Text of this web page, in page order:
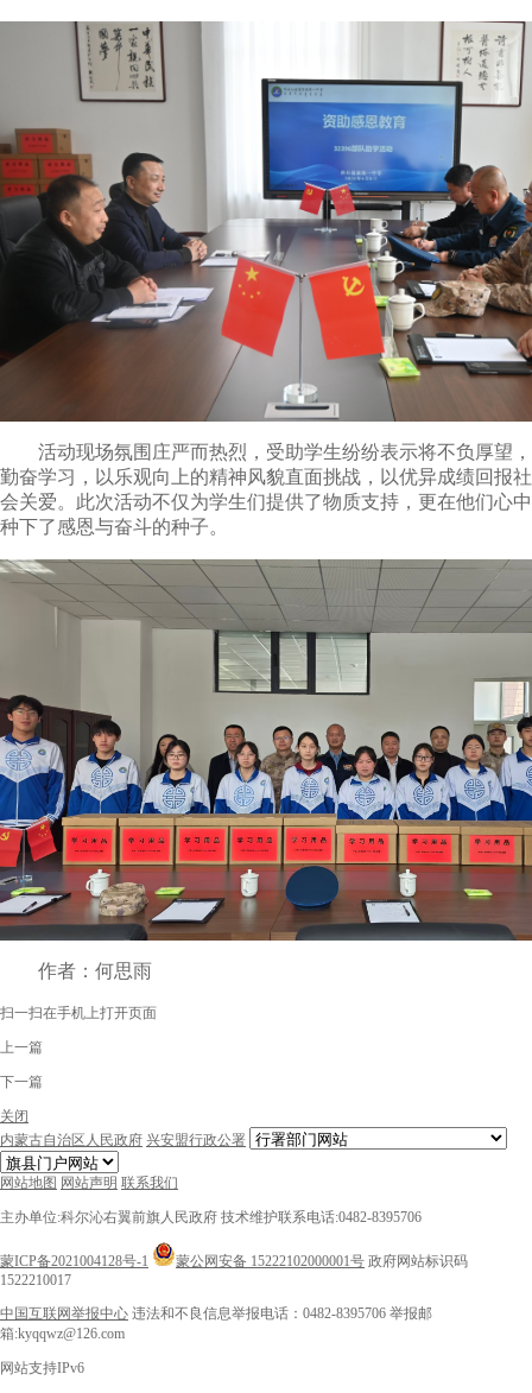
活动现场氛围庄严而热烈，受助学生纷纷表示将不负厚望，
勤奋学习，以乐观向上的精神风貌直面挑战，以优异成绩回报社
会关爱。此次活动不仅为学生们提供了物质支持，更在他们心中
种下了感恩与奋斗的种子。
作者：何思雨
扫一扫在手机上打开页面
上一篇
下一篇
关闭
内蒙古自治区人民政府 兴安盟行政公署
网站地图 网站声明 联系我们
主办单位:科尔沁右翼前旗人民政府 技术维护联系电话:0482-8395706
蒙ICP备2021004128号-1 蒙公网安备 15222102000001号 政府网站标识码
1522210017
中国互联网举报中心 违法和不良信息举报电话：0482-8395706 举报邮
箱:kyqqwz@126.com
网站支持IPv6